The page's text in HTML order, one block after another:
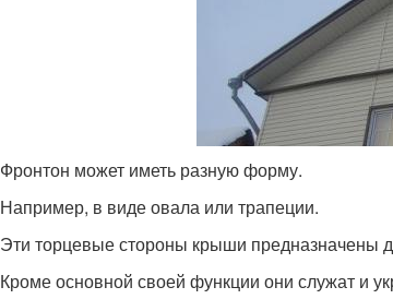
Фронтон может иметь разную форму.
Например, в виде овала или трапеции.
Эти торцевые стороны крыши предназначены
Кроме основной своей функции они служат и